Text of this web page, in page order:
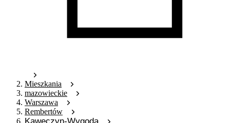
Mieszkania
mazowieckie
Warszawa
Rembertów